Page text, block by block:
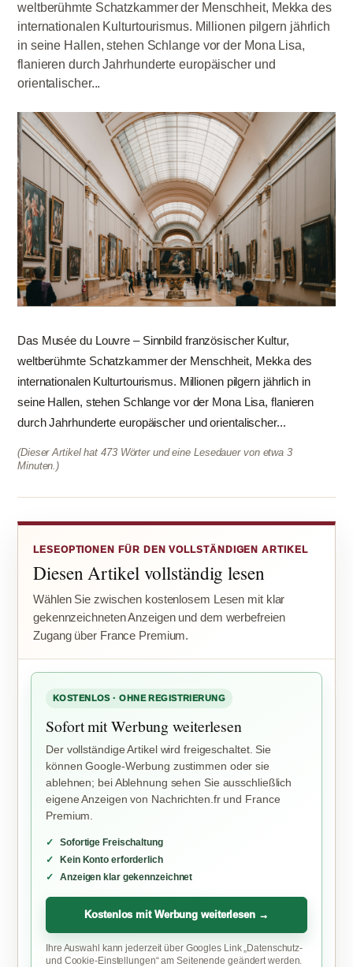
weltberühmte Schatzkammer der Menschheit, Mekka des
internationalen Kulturtourismus. Millionen pilgern jährlich
in seine Hallen, stehen Schlange vor der Mona Lisa,
flanieren durch Jahrhunderte europäischer und
orientalischer...
Das Musée du Louvre – Sinnbild französischer Kultur,
weltberühmte Schatzkammer der Menschheit, Mekka des
internationalen Kulturtourismus. Millionen pilgern jährlich in
seine Hallen, stehen Schlange vor der Mona Lisa, flanieren
durch Jahrhunderte europäischer und orientalischer...
(Dieser Artikel hat 473 Wörter und eine Lesedauer von etwa 3
Minuten.)
LESEOPTIONEN FÜR DEN VOLLSTÄNDIGEN ARTIKEL
Diesen Artikel vollständig lesen
Wählen Sie zwischen kostenlosem Lesen mit klar
gekennzeichneten Anzeigen und dem werbefreien
Zugang über France Premium.
KOSTENLOS · OHNE REGISTRIERUNG
Sofort mit Werbung weiterlesen
Der vollständige Artikel wird freigeschaltet. Sie
können Google-Werbung zustimmen oder sie
ablehnen; bei Ablehnung sehen Sie ausschließlich
eigene Anzeigen von Nachrichten.fr und France
Premium.
Sofortige Freischaltung
Kein Konto erforderlich
Anzeigen klar gekennzeichnet
Kostenlos mit Werbung weiterlesen →
Ihre Auswahl kann jederzeit über Googles Link „Datenschutz-
und Cookie-Einstellungen“ am Seitenende geändert werden.